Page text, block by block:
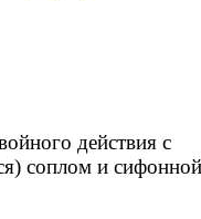
действия с
соплом и сифонной